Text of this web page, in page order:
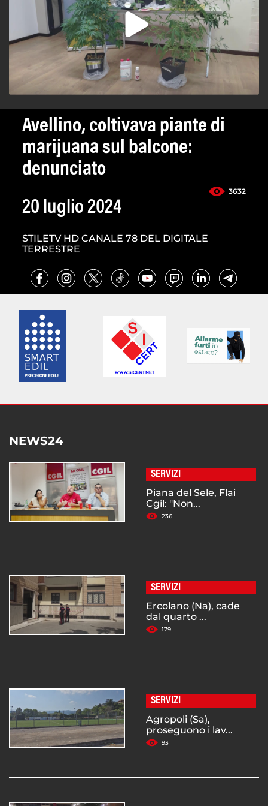
Avellino, coltivava piante di
marijuana sul balcone:
denunciato
3632
20 luglio 2024
STILETV HD CANALE 78 DEL DIGITALE
TERRESTRE
NEWS24
SERVIZI
Piana del Sele, Flai
Cgil: "Non...
236
SERVIZI
Ercolano (Na), cade
dal quarto ...
179
SERVIZI
Agropoli (Sa),
proseguono i lav...
93